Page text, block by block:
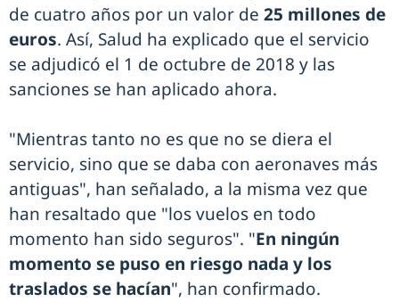
de cuatro años por un valor de 25 millones de
euros. Así, Salud ha explicado que el servicio
se adjudicó el 1 de octubre de 2018 y las
sanciones se han aplicado ahora.
"Mientras tanto no es que no se diera el
servicio, sino que se daba con aeronaves más
antiguas", han señalado, a la misma vez que
han resaltado que "los vuelos en todo
momento han sido seguros". "En ningún
momento se puso en riesgo nada y los
traslados se hacían", han confirmado.